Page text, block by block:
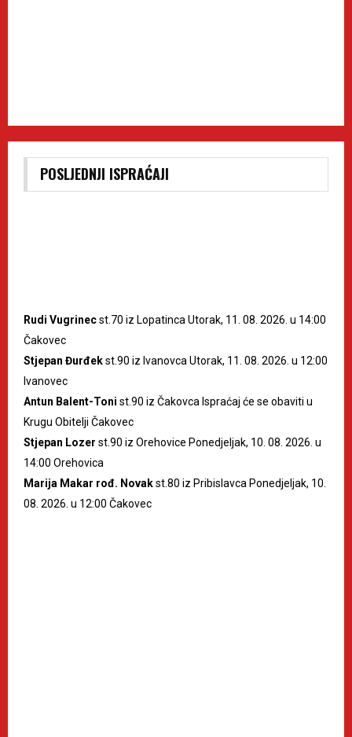
POSLJEDNJI ISPRAĆAJI
Rudi Vugrinecst.70 iz Lopatinca Utorak, 11. 08. 2026. u 14:00
Čakovec
Stjepan Đurđekst.90 iz Ivanovca Utorak, 11. 08. 2026. u 12:00
Ivanovec
Antun Balent-Toni st.90 iz Čakovca Ispraćaj će se obaviti u
Krugu Obitelji Čakovec
Stjepan Lozer st.90 iz Orehovice Ponedjeljak, 10. 08. 2026. u
14:00 Orehovica
Marija Makar rođ. Novakst.80 iz Pribislavca Ponedjeljak, 10.
08. 2026. u 12:00 Čakovec